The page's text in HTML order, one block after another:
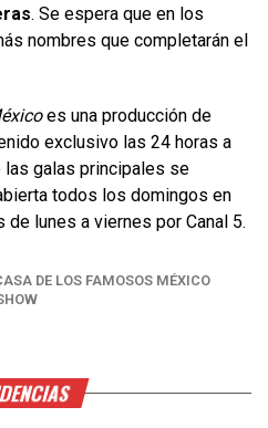
. Se espera que en los
nombres que completarán el
es una producción de
exclusivo las 24 horas a
las galas principales se
todos los domingos en
lunes a viernes por Canal 5.
DE LOS FAMOSOS MÉXICO